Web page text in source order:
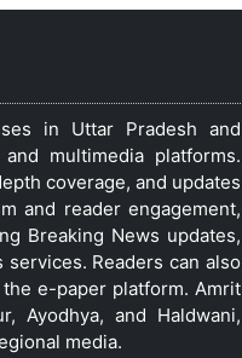
in Uttar Pradesh and
multimedia platforms.
coverage, and updates
and reader engagement,
Breaking News updates,
Readers can also
e-paper platform. Amrit
Ayodhya, and Haldwani,
media.